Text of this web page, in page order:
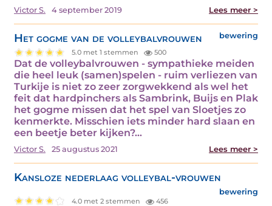
Victor S. 4 september 2019 Lees meer >
Het gogme van de volleybalvrouwen bewering
5.0 met 1 stemmen 500
Dat de volleybalvrouwen - sympathieke meiden
die heel leuk (samen)spelen - ruim verliezen van
Turkije is niet zo zeer zorgwekkend als wel het
feit dat hardpinchers als Sambrink, Buijs en Plak
het gogme missen dat het spel van Sloetjes zo
kenmerkte. Misschien iets minder hard slaan en
een beetje beter kijken?…
Victor S. 25 augustus 2021 Lees meer >
Kansloze nederlaag volleybal-vrouwen
bewering
4.0 met 2 stemmen 456